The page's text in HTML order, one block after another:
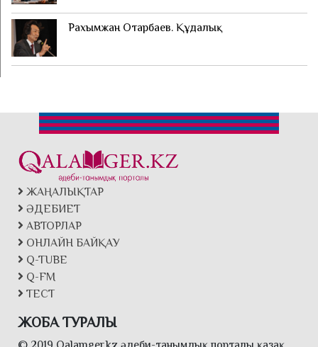
Рахымжан Отарбаев. Құдалық
ЖАҢАЛЫҚТАР
ӘДЕБИЕТ
АВТОРЛАР
ОНЛАЙН БАЙҚАУ
Q-TUBE
Q-FM
ТЕСТ
ЖОБА ТУРАЛЫ